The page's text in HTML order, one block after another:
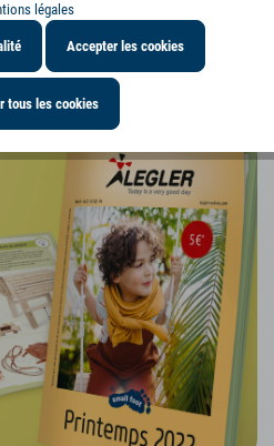
dans le blog
intéressantes à
légales
Accepter les cookies
tous les cookies